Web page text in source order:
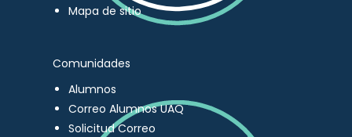
Mapa de sitio
Comunidades
Alumnos
Correo Alumnos UAQ
Solicitud Correo